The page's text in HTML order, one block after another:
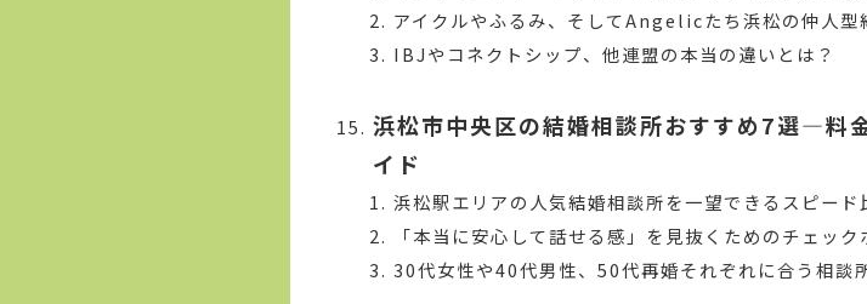
アイクルやふるみ、そしてAngelicたち浜松の仲人型
IBJやコネクトシップ、他連盟の本当の違いとは？
浜松市中央区の結婚相談所おすすめ7選―料
イド
浜松駅エリアの人気結婚相談所を一望できるスピード
「本当に安心して話せる感」を見抜くためのチェック
30代女性や40代男性、50代再婚それぞれに合う相談